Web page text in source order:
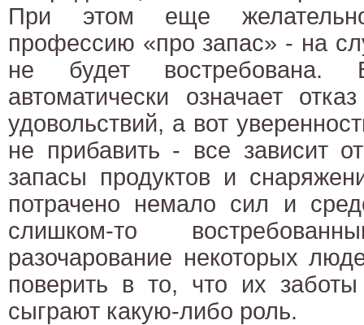
При этом еще
профессию «про запас» - на
не будет востребована.
автоматически означает
удовольствий, а вот
не прибавить - все зависит
запасы продуктов и
потрачено немало сил и
слишком-то
разочарование некоторых
поверить в то, что их
сыграют какую-либо роль.